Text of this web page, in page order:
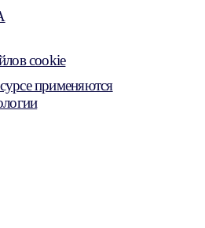
cookie
применяются